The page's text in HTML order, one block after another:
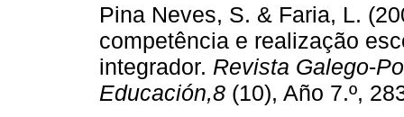
Pina Neves, S. & Faria, L.
competência e realização
integrador. Revista Galego­‑
Educación,8 (10), Año 7.º,